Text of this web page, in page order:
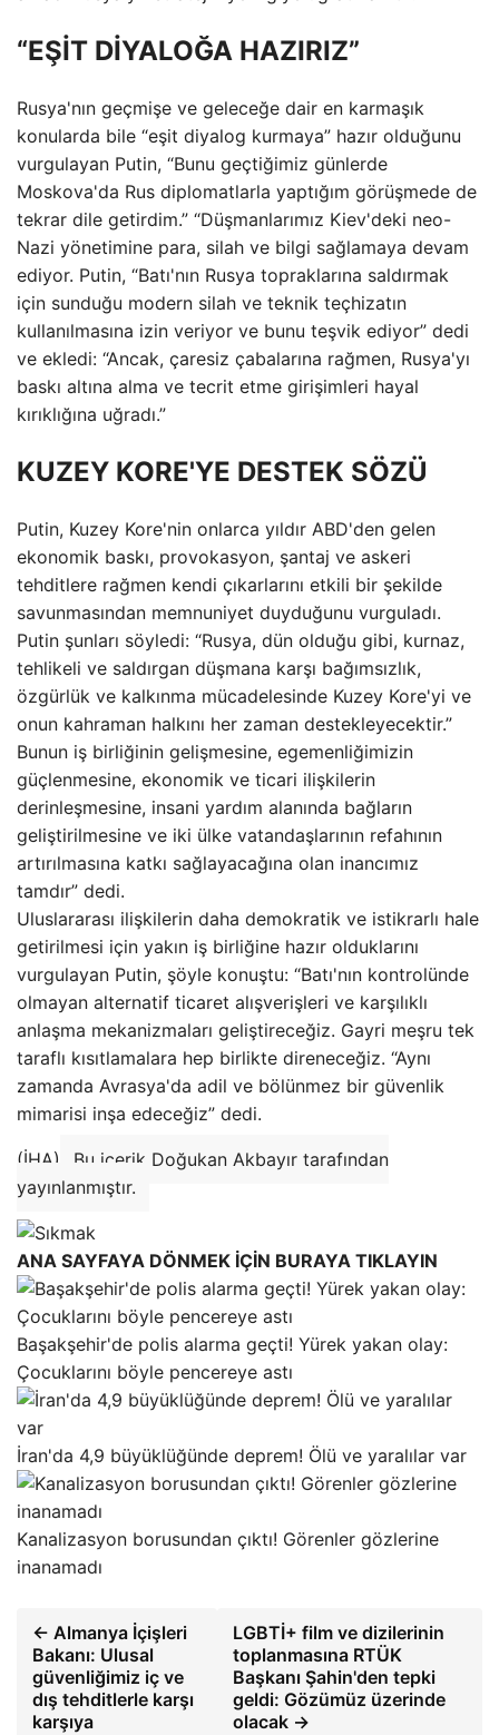
“EŞİT DİYALOĞA HAZIRIZ”
Rusya'nın geçmişe ve geleceğe dair en karmaşık
konularda bile “eşit diyalog kurmaya” hazır olduğunu
vurgulayan Putin, “Bunu geçtiğimiz günlerde
Moskova'da Rus diplomatlarla yaptığım görüşmede de
tekrar dile getirdim.” “Düşmanlarımız Kiev'deki neo-
Nazi yönetimine para, silah ve bilgi sağlamaya devam
ediyor. Putin, “Batı'nın Rusya topraklarına saldırmak
için sunduğu modern silah ve teknik teçhizatın
kullanılmasına izin veriyor ve bunu teşvik ediyor” dedi
ve ekledi: “Ancak, çaresiz çabalarına rağmen, Rusya'yı
baskı altına alma ve tecrit etme girişimleri hayal
kırıklığına uğradı.”
KUZEY KORE'YE DESTEK SÖZÜ
Putin, Kuzey Kore'nin onlarca yıldır ABD'den gelen
ekonomik baskı, provokasyon, şantaj ve askeri
tehditlere rağmen kendi çıkarlarını etkili bir şekilde
savunmasından memnuniyet duyduğunu vurguladı.
Putin şunları söyledi: “Rusya, dün olduğu gibi, kurnaz,
tehlikeli ve saldırgan düşmana karşı bağımsızlık,
özgürlük ve kalkınma mücadelesinde Kuzey Kore'yi ve
onun kahraman halkını her zaman destekleyecektir.”
Bunun iş birliğinin gelişmesine, egemenliğimizin
güçlenmesine, ekonomik ve ticari ilişkilerin
derinleşmesine, insani yardım alanında bağların
geliştirilmesine ve iki ülke vatandaşlarının refahının
artırılmasına katkı sağlayacağına olan inancımız
tamdır” dedi.
Uluslararası ilişkilerin daha demokratik ve istikrarlı hale
getirilmesi için yakın iş birliğine hazır olduklarını
vurgulayan Putin, şöyle konuştu: “Batı'nın kontrolünde
olmayan alternatif ticaret alışverişleri ve karşılıklı
anlaşma mekanizmaları geliştireceğiz. Gayri meşru tek
taraflı kısıtlamalara hep birlikte direneceğiz. “Aynı
zamanda Avrasya'da adil ve bölünmez bir güvenlik
mimarisi inşa edeceğiz” dedi.
(İHA)
Bu içerik Doğukan Akbayır tarafından
yayınlanmıştır.
ANA SAYFAYA DÖNMEK İÇİN BURAYA TIKLAYIN
Başakşehir'de polis alarma geçti! Yürek yakan olay:
Çocuklarını böyle pencereye astı
İran'da 4,9 büyüklüğünde deprem! Ölü ve yaralılar var
Kanalizasyon borusundan çıktı! Görenler gözlerine
inanamadı
← Almanya İçişleri
Bakanı: Ulusal
güvenliğimiz iç ve
dış tehditlerle karşı
karşıya
LGBTİ+ film ve dizilerinin
toplanmasına RTÜK
Başkanı Şahin'den tepki
geldi: Gözümüz üzerinde
olacak →